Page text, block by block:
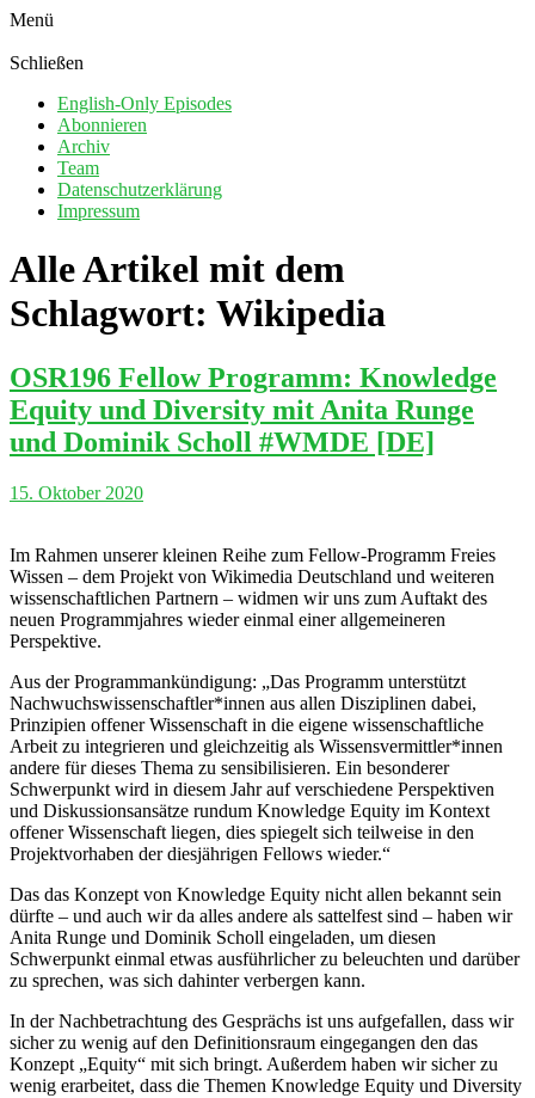
Menü
Schließen
English-Only Episodes
Abonnieren
Archiv
Team
Datenschutzerklärung
Impressum
Alle Artikel mit dem
Schlagwort: Wikipedia
OSR196 Fellow Programm: Knowledge
Equity und Diversity mit Anita Runge
und Dominik Scholl #WMDE [DE]
15. Oktober 2020
Im Rahmen unserer kleinen Reihe zum Fellow-Programm Freies
Wissen – dem Projekt von Wikimedia Deutschland und weiteren
wissenschaftlichen Partnern – widmen wir uns zum Auftakt des
neuen Programmjahres wieder einmal einer allgemeineren
Perspektive.
Aus der Programmankündigung: „Das Programm unterstützt
Nachwuchswissenschaftler*innen aus allen Disziplinen dabei,
Prinzipien offener Wissenschaft in die eigene wissenschaftliche
Arbeit zu integrieren und gleichzeitig als Wissensvermittler*innen
andere für dieses Thema zu sensibilisieren. Ein besonderer
Schwerpunkt wird in diesem Jahr auf verschiedene Perspektiven
und Diskussionsansätze rundum Knowledge Equity im Kontext
offener Wissenschaft liegen, dies spiegelt sich teilweise in den
Projektvorhaben der diesjährigen Fellows wieder.“
Das das Konzept von Knowledge Equity nicht allen bekannt sein
dürfte – und auch wir da alles andere als sattelfest sind – haben wir
Anita Runge und Dominik Scholl eingeladen, um diesen
Schwerpunkt einmal etwas ausführlicher zu beleuchten und darüber
zu sprechen, was sich dahinter verbergen kann.
In der Nachbetrachtung des Gesprächs ist uns aufgefallen, dass wir
sicher zu wenig auf den Definitionsraum eingegangen den das
Konzept „Equity“ mit sich bringt. Außerdem haben wir sicher zu
wenig erarbeitet, dass die Themen Knowledge Equity und Diversity